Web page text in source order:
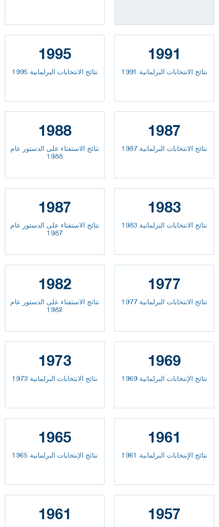
1995
نتائج الانتخابات البرلمانية 1995
1991
نتائج الانتخابات البرلمانية 1991
1988
نتائج الاستفتاء على الدستور عام
1988
1987
نتائج الانتخابات البرلمانية 1987
1987
نتائج الاستفتاء على الدستور عام
1987
1983
نتائج الانتخابات البرلمانية 1983
1982
نتائج الاستفتاء على الدستور عام
1982
1977
نتائج الانتخابات البرلمانية 1977
1973
نتائج الانتخابات البرلمانية 1973
1969
نتائج الإنتخابات البرلمانية 1969
1965
نتائج الإنتخابات البرلمانية 1965
1961
نتائج الإنتخابات البرلمانية 1961
1961 1957